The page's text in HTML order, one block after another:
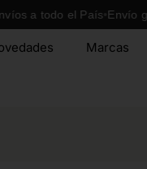
todo el País Envío gratis
Marcas